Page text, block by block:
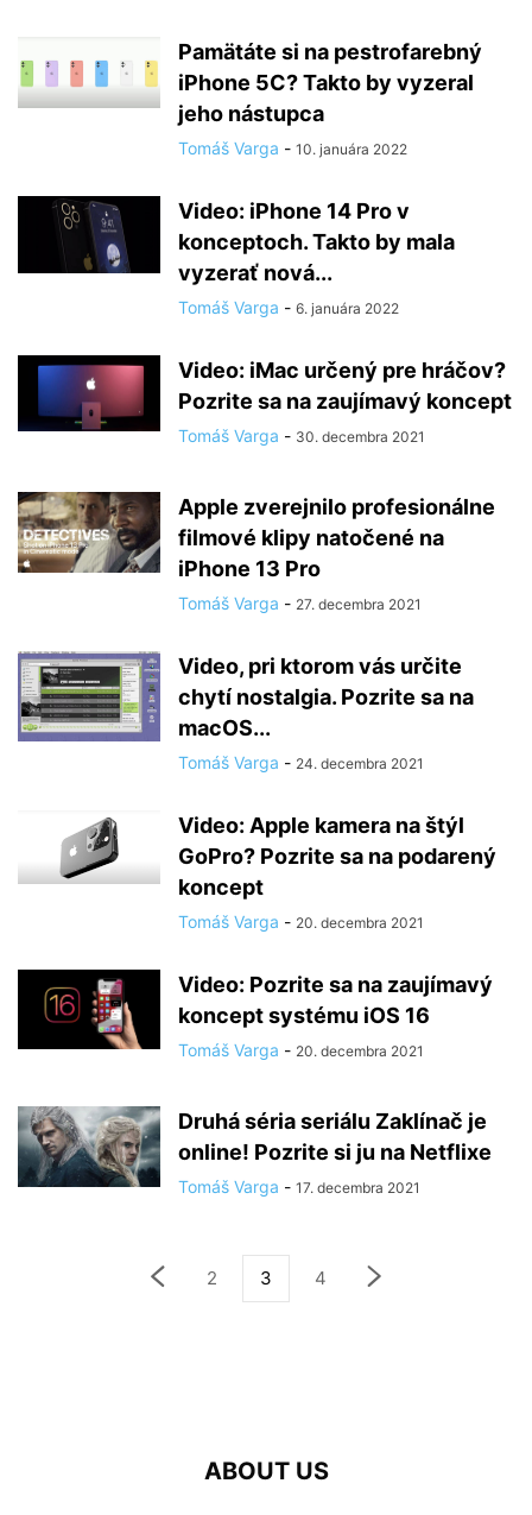
Pamätáte si na pestrofarebný
iPhone 5C? Takto by vyzeral
jeho nástupca
Tomáš Varga - 10. januára 2022
Video: iPhone 14 Pro v
konceptoch. Takto by mala
vyzerať nová...
Tomáš Varga - 6. januára 2022
Video: iMac určený pre hráčov?
Pozrite sa na zaujímavý koncept
Tomáš Varga - 30. decembra 2021
Apple zverejnilo profesionálne
filmové klipy natočené na
iPhone 13 Pro
Tomáš Varga - 27. decembra 2021
Video, pri ktorom vás určite
chytí nostalgia. Pozrite sa na
macOS...
Tomáš Varga - 24. decembra 2021
Video: Apple kamera na štýl
GoPro? Pozrite sa na podarený
koncept
Tomáš Varga - 20. decembra 2021
Video: Pozrite sa na zaujímavý
koncept systému iOS 16
Tomáš Varga - 20. decembra 2021
Druhá séria seriálu Zaklínač je
online! Pozrite si ju na Netflixe
Tomáš Varga - 17. decembra 2021
2 3 4
ABOUT US